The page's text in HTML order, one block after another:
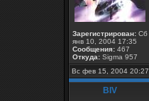
Зарегистрирован: Сб
янв 10, 2004 17:35
Сообщения: 467
Откуда: Sigma 957
Вс фев 15, 2004 20:27
BIV